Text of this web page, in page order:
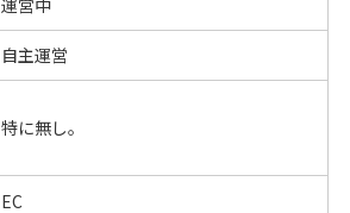
自主運営
特に無し。
EC